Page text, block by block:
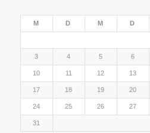
M D M D
3 4 5 6
10 11 12 13
17 18 19 20
24 25 26 27
31